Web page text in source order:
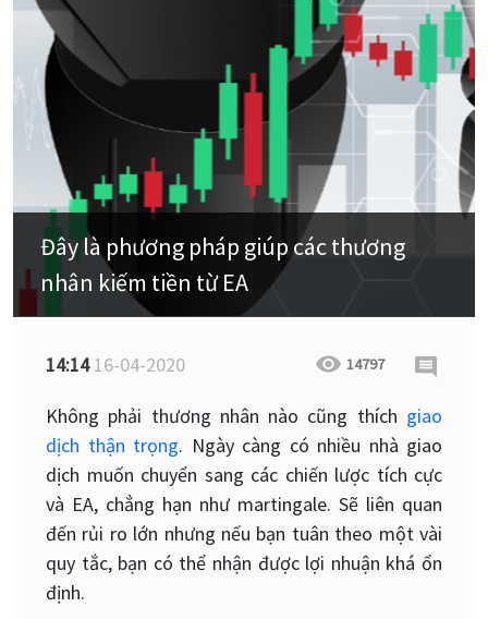
Đây là phương pháp giúp các thương
nhân kiếm tiền từ EA
14:1416-04-2020 14797
Không phải thương nhân nào cũng thích giao
dịch thận trọng. Ngày càng có nhiều nhà giao
dịch muốn chuyển sang các chiến lược tích cực
và EA, chẳng hạn như martingale. Sẽ liên quan
đến rủi ro lớn nhưng nếu bạn tuân theo một vài
quy tắc, bạn có thể nhận được lợi nhuận khá ổn
định.